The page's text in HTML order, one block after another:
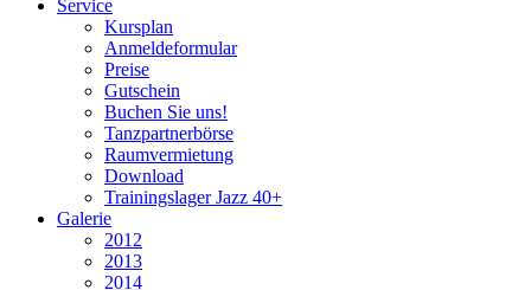
Service
Kursplan
Anmeldeformular
Preise
Gutschein
Buchen Sie uns!
Tanzpartnerbörse
Raumvermietung
Download
Trainingslager Jazz 40+
Galerie
2012
2013
2014